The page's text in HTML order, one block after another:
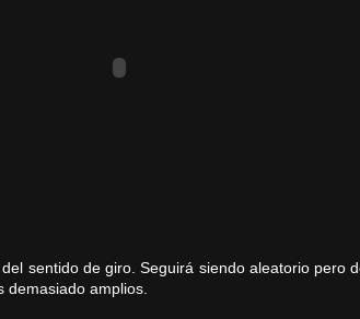
sentido de giro. Seguirá siendo aleatorio pero
amplios.